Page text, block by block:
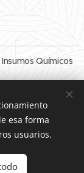
Químicos
esa forma
usuarios.